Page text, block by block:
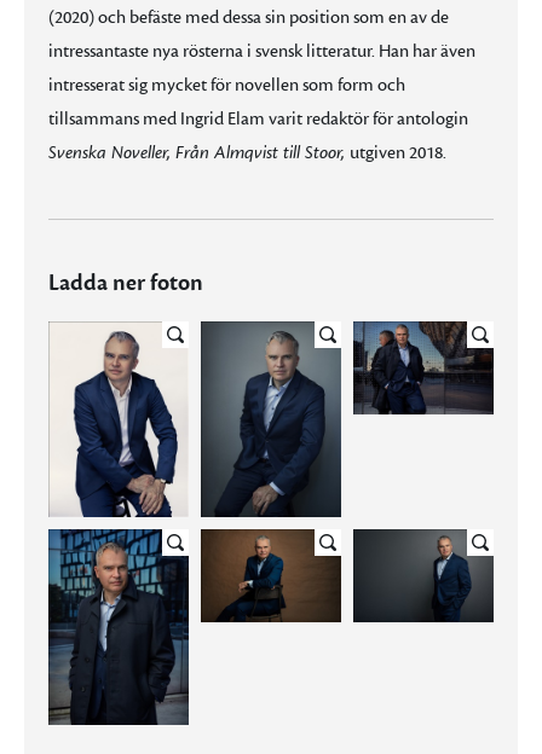
(2020) och befäste med dessa sin position som en av de
intressantaste nya rösterna i svensk litteratur. Han har även
intresserat sig mycket för novellen som form och
tillsammans med Ingrid Elam varit redaktör för antologin
Svenska Noveller, Från Almqvist till Stoor, utgiven 2018.
Ladda ner foton